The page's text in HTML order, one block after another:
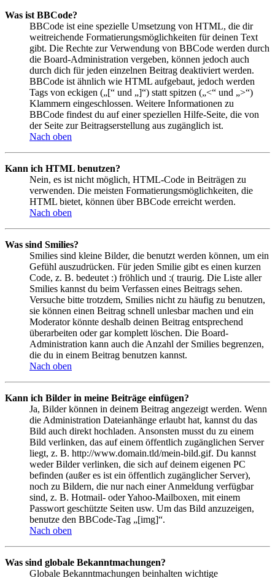
Was ist BBCode?
BBCode ist eine spezielle Umsetzung von HTML, die dir
weitreichende Formatierungsmöglichkeiten für deinen Text
gibt. Die Rechte zur Verwendung von BBCode werden durch
die Board-Administration vergeben, können jedoch auch
durch dich für jeden einzelnen Beitrag deaktiviert werden.
BBCode ist ähnlich wie HTML aufgebaut, jedoch werden
Tags von eckigen („[“ und „]“) statt spitzen („<“ und „>“)
Klammern eingeschlossen. Weitere Informationen zu
BBCode findest du auf einer speziellen Hilfe-Seite, die von
der Seite zur Beitragserstellung aus zugänglich ist.
Nach oben
Kann ich HTML benutzen?
Nein, es ist nicht möglich, HTML-Code in Beiträgen zu
verwenden. Die meisten Formatierungsmöglichkeiten, die
HTML bietet, können über BBCode erreicht werden.
Nach oben
Was sind Smilies?
Smilies sind kleine Bilder, die benutzt werden können, um ein
Gefühl auszudrücken. Für jeden Smilie gibt es einen kurzen
Code, z. B. bedeutet :) fröhlich und :( traurig. Die Liste aller
Smilies kannst du beim Verfassen eines Beitrags sehen.
Versuche bitte trotzdem, Smilies nicht zu häufig zu benutzen,
sie können einen Beitrag schnell unlesbar machen und ein
Moderator könnte deshalb deinen Beitrag entsprechend
überarbeiten oder gar komplett löschen. Die Board-
Administration kann auch die Anzahl der Smilies begrenzen,
die du in einem Beitrag benutzen kannst.
Nach oben
Kann ich Bilder in meine Beiträge einfügen?
Ja, Bilder können in deinem Beitrag angezeigt werden. Wenn
die Administration Dateianhänge erlaubt hat, kannst du das
Bild auch direkt hochladen. Ansonsten musst du zu einem
Bild verlinken, das auf einem öffentlich zugänglichen Server
liegt, z. B. http://www.domain.tld/mein-bild.gif. Du kannst
weder Bilder verlinken, die sich auf deinem eigenen PC
befinden (außer es ist ein öffentlich zugänglicher Server),
noch zu Bildern, die nur nach einer Anmeldung verfügbar
sind, z. B. Hotmail- oder Yahoo-Mailboxen, mit einem
Passwort geschützte Seiten usw. Um das Bild anzuzeigen,
benutze den BBCode-Tag „[img]“.
Nach oben
Was sind globale Bekanntmachungen?
Globale Bekanntmachungen beinhalten wichtige